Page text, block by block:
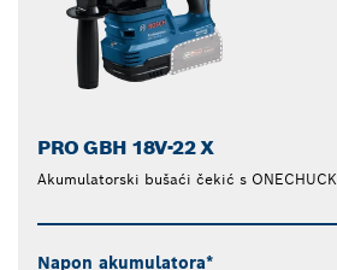
PRO GBH 18V-22 X
Akumulatorski bušaći čekić s ONECHUCK
Napon akumulatora*